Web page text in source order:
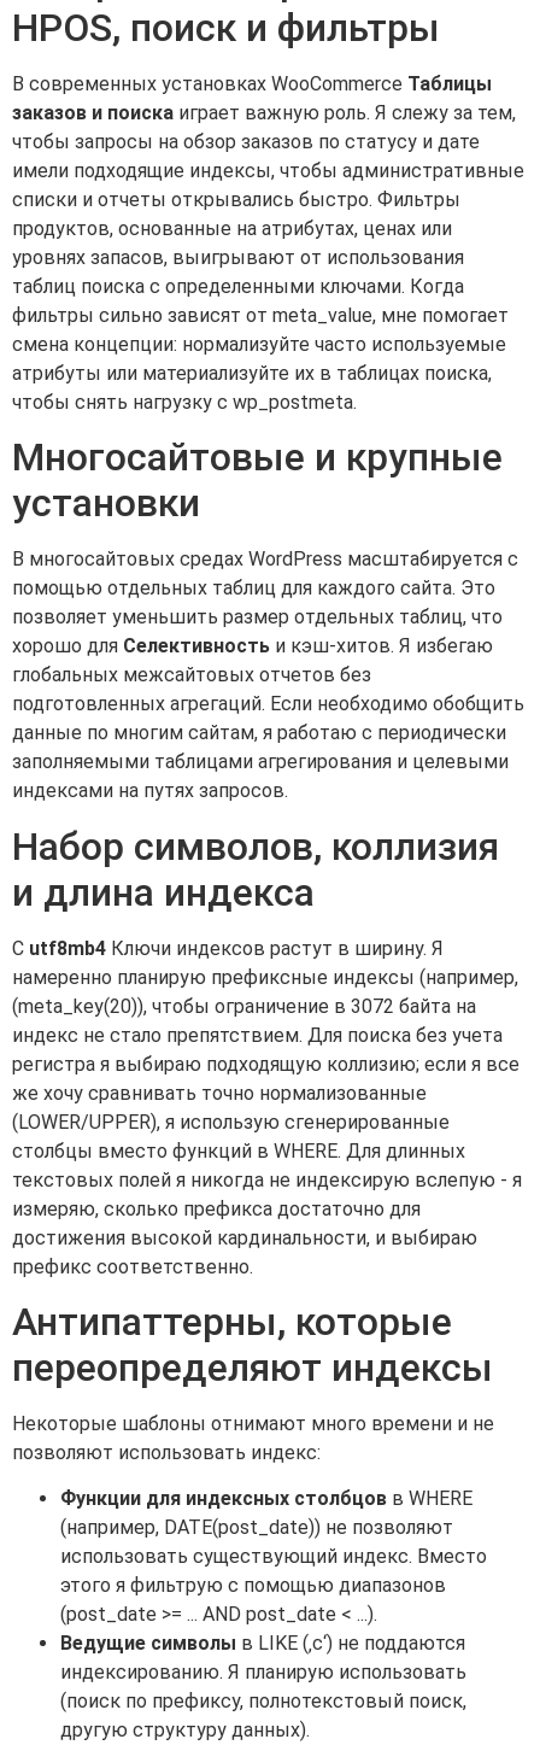
HPOS, поиск и фильтры
В современных установках WooCommerce Таблицы
заказов и поиска играет важную роль. Я слежу за тем,
чтобы запросы на обзор заказов по статусу и дате
имели подходящие индексы, чтобы административные
списки и отчеты открывались быстро. Фильтры
продуктов, основанные на атрибутах, ценах или
уровнях запасов, выигрывают от использования
таблиц поиска с определенными ключами. Когда
фильтры сильно зависят от meta_value, мне помогает
смена концепции: нормализуйте часто используемые
атрибуты или материализуйте их в таблицах поиска,
чтобы снять нагрузку с wp_postmeta.
Многосайтовые и крупные
установки
В многосайтовых средах WordPress масштабируется с
помощью отдельных таблиц для каждого сайта. Это
позволяет уменьшить размер отдельных таблиц, что
хорошо для Селективность и кэш-хитов. Я избегаю
глобальных межсайтовых отчетов без
подготовленных агрегаций. Если необходимо обобщить
данные по многим сайтам, я работаю с периодически
заполняемыми таблицами агрегирования и целевыми
индексами на путях запросов.
Набор символов, коллизия
и длина индекса
С utf8mb4 Ключи индексов растут в ширину. Я
намеренно планирую префиксные индексы (например,
(meta_key(20)), чтобы ограничение в 3072 байта на
индекс не стало препятствием. Для поиска без учета
регистра я выбираю подходящую коллизию; если я все
же хочу сравнивать точно нормализованные
(LOWER/UPPER), я использую сгенерированные
столбцы вместо функций в WHERE. Для длинных
текстовых полей я никогда не индексирую вслепую - я
измеряю, сколько префикса достаточно для
достижения высокой кардинальности, и выбираю
префикс соответственно.
Антипаттерны, которые
переопределяют индексы
Некоторые шаблоны отнимают много времени и не
позволяют использовать индекс:
Функции для индексных столбцов в WHERE
(например, DATE(post_date)) не позволяют
использовать существующий индекс. Вместо
этого я фильтрую с помощью диапазонов
(post_date >= ... AND post_date < ...).
Ведущие символы в LIKE (‚c‘) не поддаются
индексированию. Я планирую использовать
(поиск по префиксу, полнотекстовый поиск,
другую структуру данных).